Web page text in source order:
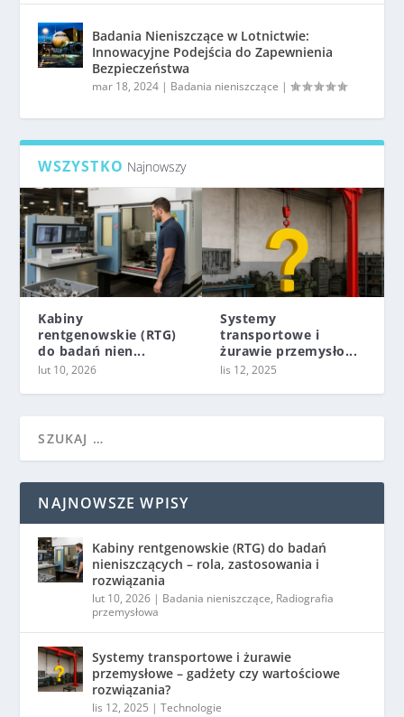
Badania Nieniszczące w Lotnictwie:
Innowacyjne Podejścia do Zapewnienia
Bezpieczeństwa
mar 18, 2024 | Badania nieniszczące |
WSZYSTKO Najnowszy
Kabiny
rentgenowskie (RTG)
do badań nien...
lut 10, 2026
Systemy
transportowe i
żurawie przemysło...
lis 12, 2025
NAJNOWSZE WPISY
Kabiny rentgenowskie (RTG) do badań
nieniszczących – rola, zastosowania i
rozwiązania
lut 10, 2026 | Badania nieniszczące, Radiografia
przemysłowa
Systemy transportowe i żurawie
przemysłowe – gadżety czy wartościowe
rozwiązania?
lis 12, 2025 |Technologie